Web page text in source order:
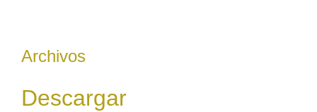
Archivos
Descargar